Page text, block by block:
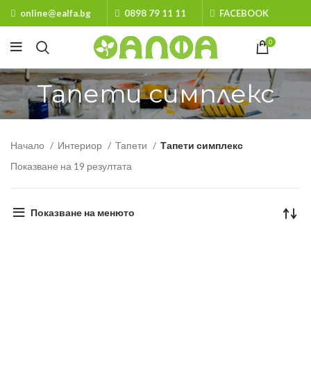
online@ealfa.bg 0898 79 11 11 FACEBOOK
0
Тапети симплекс
Начало Интериор Тапети
Тапети симплекс
Показване на 19 резултата
Показване на менюто